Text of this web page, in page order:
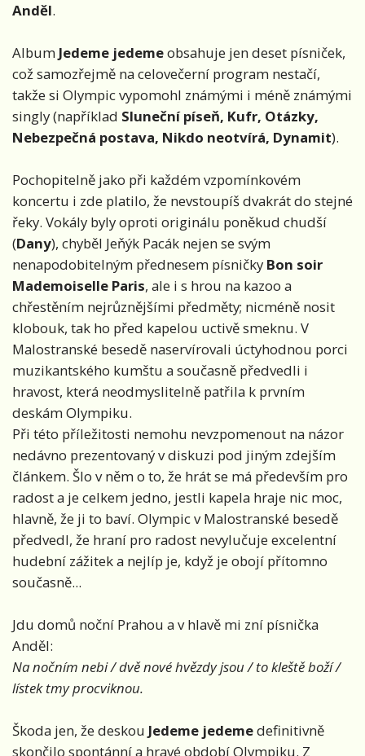
Anděl.
Album Jedeme jedemeobsahuje jen deset písniček,
což samozřejmě na celovečerní program nestačí,
takže si Olympic vypomohl známými i méně známými
singly (například Sluneční píseň, Kufr, Otázky,
Nebezpečná postava, Nikdo neotvírá, Dynamit).
Pochopitelně jako při každém vzpomínkovém
koncertu i zde platilo, že nevstoupíš dvakrát do stejné
řeky. Vokály byly oproti originálu poněkud chudší
(Dany), chyběl Jeňýk Pacák nejen se svým
nenapodobitelným přednesem písničky Bon soir
Mademoiselle Paris, ale i s hrou na kazoo a
chřestěním nejrůznějšími předměty; nicméně nosit
klobouk, tak ho před kapelou uctivě smeknu. V
Malostranské besedě naservírovali úctyhodnou porci
muzikantského kumštu a současně předvedli i
hravost, která neodmyslitelně patřila k prvním
deskám Olympiku.
Při této příležitosti nemohu nevzpomenout na názor
nedávno prezentovaný v diskuzi pod jiným zdejším
článkem. Šlo v něm o to, že hrát se má především pro
radost a je celkem jedno, jestli kapela hraje nic moc,
hlavně, že ji to baví. Olympic v Malostranské besedě
předvedl, že hraní pro radost nevylučuje excelentní
hudební zážitek a nejlíp je, když je obojí přítomno
současně...
Jdu domů noční Prahou a v hlavě mi zní písnička
Anděl:
Na nočním nebi / dvě nové hvězdy jsou / to kleště boží /
lístek tmy procviknou.
Škoda jen, že deskou Jedeme jedemedefinitivně
skončilo spontánní a hravé období Olympiku. Z